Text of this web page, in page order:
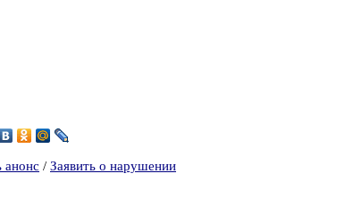
анонс / Заявить о нарушении